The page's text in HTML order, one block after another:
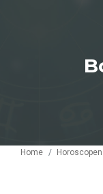
Home Horoscopen